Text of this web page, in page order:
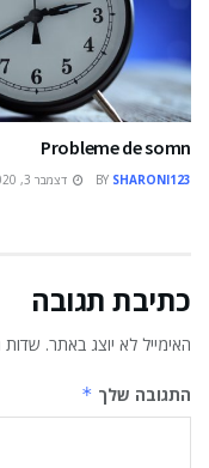
Probleme de somn
BY SHARONI123 דצמבר 3, 2020
כתיבת תגובה
האימייל לא יוצג באתר. שדות
התגובה שלך *